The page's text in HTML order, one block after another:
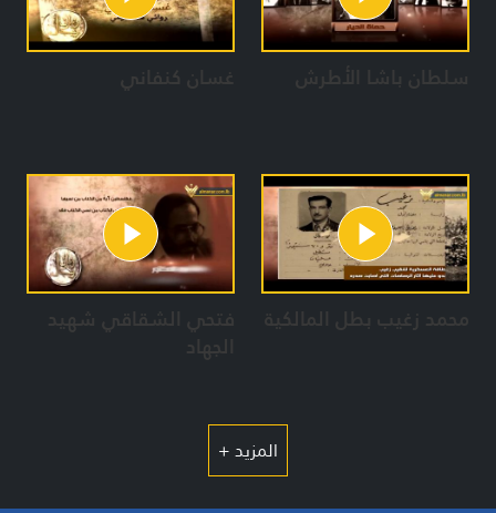
سلطان باشا الأطرش غسان كنفاني
محمد زغيب بطل المالكية فتحي الشقاقي شهيد
الجهاد
المزيد +